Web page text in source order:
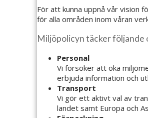
För att kunna uppnå vår vision
för alla områden inom våran
Miljöpolicyn täcker följande
Personal
Vi försöker att öka
erbjuda information och
Transport
Vi gör ett aktivt val av
landet samt Europa och